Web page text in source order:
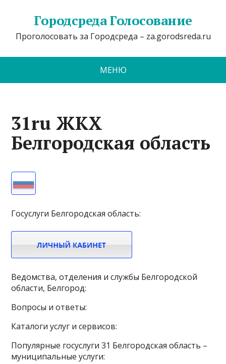
Городсреда Голосование
Проголосовать за Городсреда – za.gorodsreda.ru
МЕНЮ
31ru ЖКХ
Белгородская область
Госуслуги Белгородская область:
Ведомства, отделения и службы Белгородской
области, Белгород:
Вопросы и ответы:
Каталоги услуг и сервисов:
Популярные госуслуги 31 Белгородская область –
муниципальные услуги: